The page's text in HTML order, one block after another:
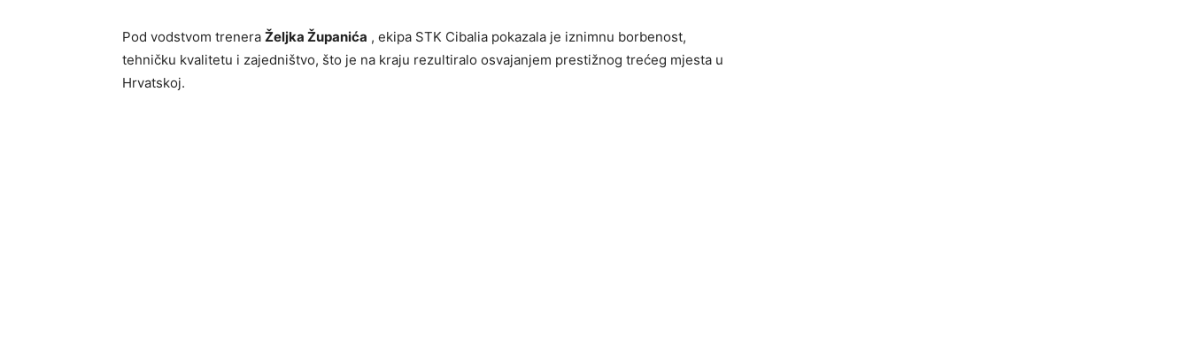
Pod vodstvom trenera Željka Županića , ekipa STK Cibalia pokazala je iznimnu borbenost,
tehničku kvalitetu i zajedništvo, što je na kraju rezultiralo osvajanjem prestižnog trećeg mjesta u
Hrvatskoj.